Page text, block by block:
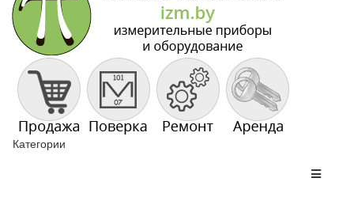
Категории